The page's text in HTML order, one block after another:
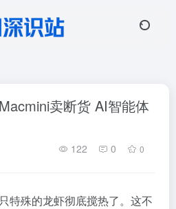
卖断货 AI智能体
122 0 0
特殊的龙虾彻底搅热了。这不